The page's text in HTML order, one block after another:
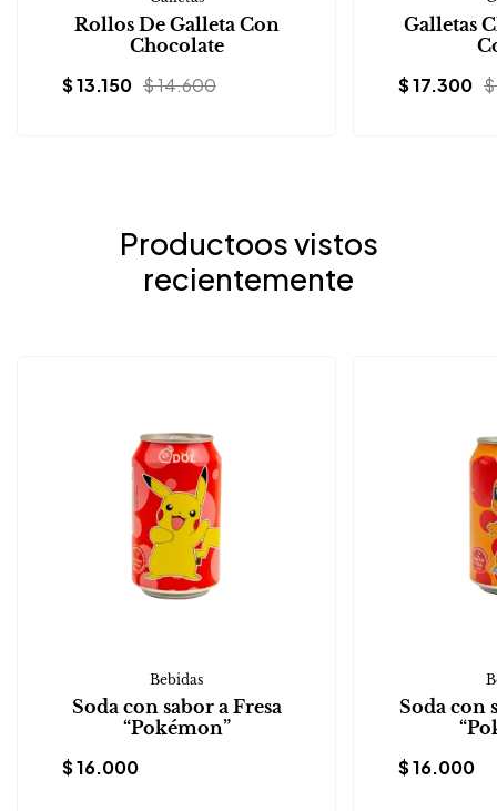
Rollos De Galleta Con
Chocolate
$14.600
$13.150
Galletas
$
$17.300
Productoos vistos
recientemente
Bebidas
Soda con sabor a Fresa
“Pokémon”
$16.000
Soda con
$16.000